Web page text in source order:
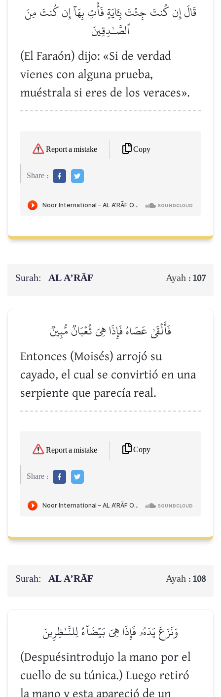
قَالَ إِن كُنتَ جِئۡتَ بِـَٔايَةٖ فَأۡتِ بِهَآ إِن كُنتَ مِنَ
ٱلصَّـٰدِقِينَ
(El Faraón) dijo: «Si de verdad
vienes con alguna prueba,
muéstrala si eres de los veraces».
Report a mistake Copy
Share :
Surah: AL A’RĀF Ayah : 107
فَأَلۡقَىٰ عَصَاهُ فَإِذَا هِيَ ثُعۡبَانٞ مُّبِينٞ
Entonces (Moisés) arrojó su
cayado, el cual se convirtió en una
serpiente que parecía real.
Report a mistake Copy
Share :
Surah: AL A’RĀF Ayah : 108
وَنَزَعَ يَدَهُۥ فَإِذَا هِيَ بَيۡضَآءُ لِلنَّـٰظِرِينَ
(Despuésintrodujo la mano por el
cuello de su túnica.) Luego retiró
la mano y esta apareció de un